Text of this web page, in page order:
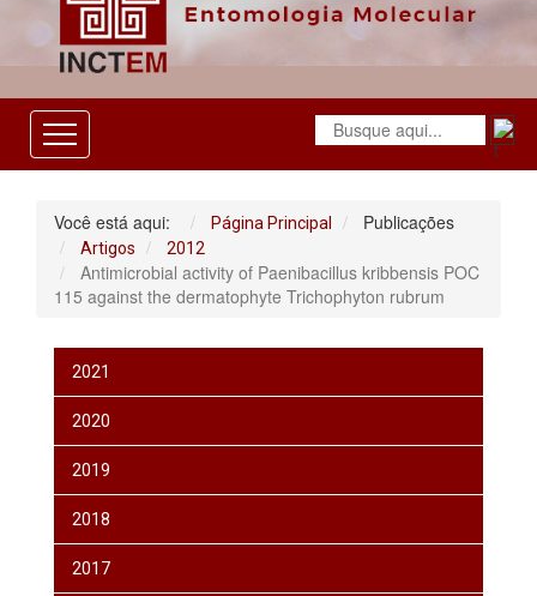
Você está aqui: Página Principal Publicações
Artigos 2012
Antimicrobial activity of Paenibacillus kribbensis POC
115 against the dermatophyte Trichophyton rubrum
2021
2020
2019
2018
2017